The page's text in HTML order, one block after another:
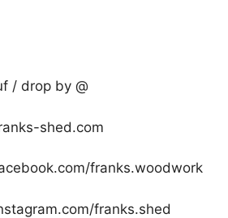
/ drop by @
shed.com
franks.woodwork
franks.shed